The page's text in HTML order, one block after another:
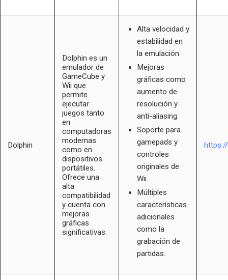
Dolphin
Dolphin es un
emulador de
GameCube y
Wii que
permite
ejecutar
juegos tanto
en
computadoras
modernas
como en
dispositivos
portátiles.
Ofrece una
alta
compatibilidad
y cuenta con
mejoras
gráficas
significativas.
Alta velocidad y
estabilidad en
la emulación.
Mejoras
gráficas como
aumento de
resolución y
anti-aliasing.
Soporte para
gamepads y
controles
originales de
Wii.
Múltiples
características
adicionales
como la
grabación de
partidas.